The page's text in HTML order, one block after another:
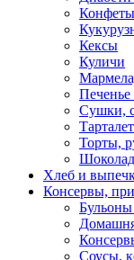
Конфеты
Кексы
Куличи
Сушки,
Торты,
Хлеб и
Консервы,
Бульоны
Соусы,